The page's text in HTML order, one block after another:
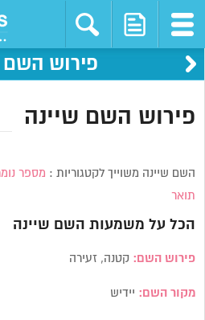
פירוש השם
פירוש השם שיינה
השם שיינה משוייך לקטגוריות : מספר
תואר
הכל על משמעות השם שיינה
פירוש השם: קטנה, זעירה
מקור השם: יידיש